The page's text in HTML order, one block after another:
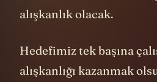
alışkanlık olacak.
Hedefimiz tek başına
alışkanlığı kazanmak